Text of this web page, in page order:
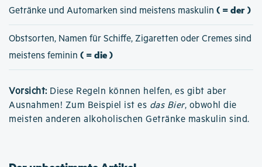
Getränke und Automarken sind meistens maskulin ( = der )
Obstsorten, Namen für Schiffe, Zigaretten oder Cremes sind
meistens feminin ( = die )
Vorsicht:Diese Regeln können helfen, es gibt aber
Ausnahmen! Zum Beispiel ist es das Bier, obwohl die
meisten anderen alkoholischen Getränke maskulin sind.